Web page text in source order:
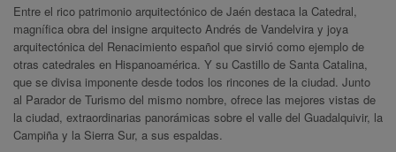
Entre el rico patrimonio arquitectónico de Jaén destaca la Catedral,
magnífica obra del insigne arquitecto Andrés de Vandelvira y joya
arquitectónica del Renacimiento español que sirvió como ejemplo de
otras catedrales en Hispanoamérica. Y su Castillo de Santa Catalina,
que se divisa imponente desde todos los rincones de la ciudad. Junto
al Parador de Turismo del mismo nombre, ofrece las mejores vistas de
la ciudad, extraordinarias panorámicas sobre el valle del Guadalquivir, la
Campiña y la Sierra Sur, a sus espaldas.